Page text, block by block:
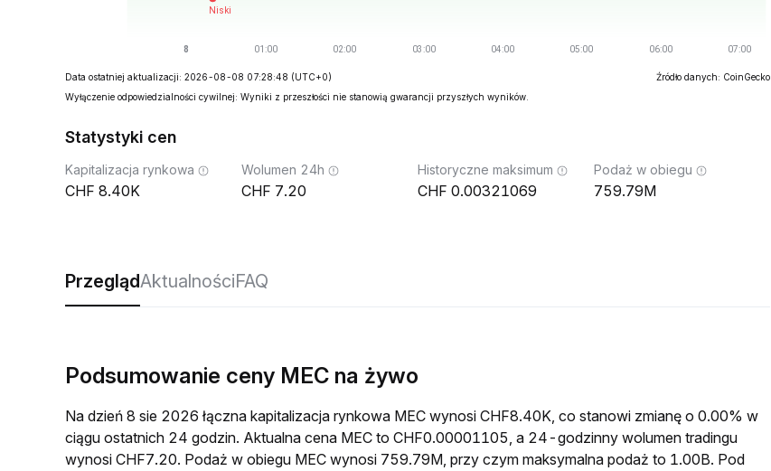
Data ostatniej aktualizacji: 2026-08-08 07:28:48 (UTC+0)
Źródło danych: CoinGecko
Wyłączenie odpowiedzialności cywilnej: Wyniki z przeszłości nie stanowią gwarancji przyszłych wyników.
Statystyki cen
Kapitalizacja rynkowa
8.40K
Wolumen 24h
7.20
Historyczne maksimum
0.00321069
Podaż w obiegu
759.79M
PrzeglądAktualnościFAQ
Podsumowanie ceny MEC na żywo
Na dzień 8 sie 2026 łączna kapitalizacja rynkowa MEC wynosi CHF8.40K, co stanowi zmianę o 0.00% w
ciągu ostatnich 24 godzin. Aktualna cena MEC to CHF0.00001105, a 24-godzinny wolumen tradingu
wynosi CHF7.20. Podaż w obiegu MEC wynosi 759.79M, przy czym maksymalna podaż to 1.00B. Pod